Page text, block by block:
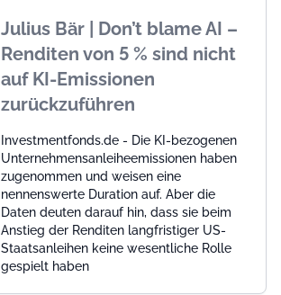
Julius Bär | Don’t blame AI –
Renditen von 5 % sind nicht
auf KI-Emissionen
zurückzuführen
Investmentfonds.de - Die KI-bezogenen
Unternehmensanleiheemissionen haben
zugenommen und weisen eine
nennenswerte Duration auf. Aber die
Daten deuten darauf hin, dass sie beim
Anstieg der Renditen langfristiger US-
Staatsanleihen keine wesentliche Rolle
gespielt haben